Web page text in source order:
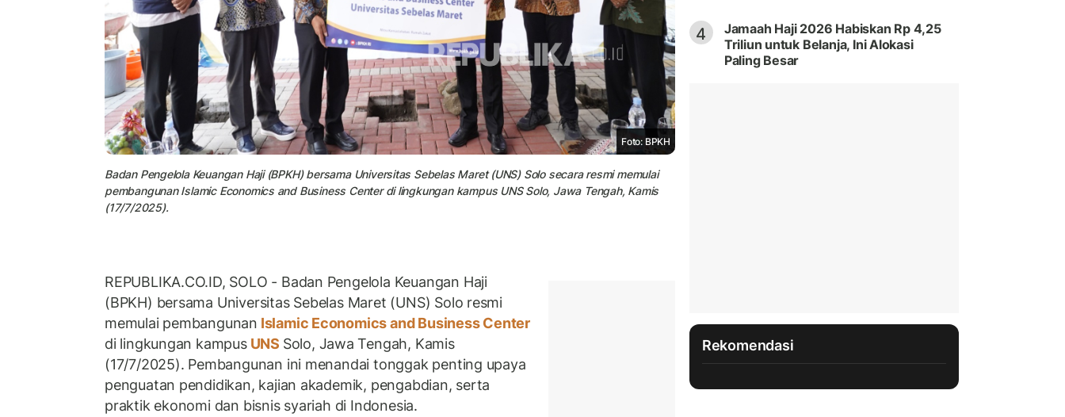
Foto: BPKH
Badan Pengelola Keuangan Haji (BPKH) bersama Universitas Sebelas Maret (UNS) Solo secara resmi memulai
pembangunan Islamic Economics and Business Center di lingkungan kampus UNS Solo, Jawa Tengah, Kamis
(17/7/2025).
REPUBLIKA.CO.ID, SOLO - Badan Pengelola Keuangan Haji
(BPKH) bersama Universitas Sebelas Maret (UNS) Solo resmi
memulai pembangunan Islamic Economics and Business Center
di lingkungan kampusUNS Solo, Jawa Tengah, Kamis
(17/7/2025). Pembangunan ini menandai tonggak penting upaya
penguatan pendidikan, kajian akademik, pengabdian, serta
praktik ekonomi dan bisnis syariah di Indonesia.
4
Jamaah Haji 2026 Habiskan Rp 4,25
Triliun untuk Belanja, Ini Alokasi
Paling Besar
Rekomendasi